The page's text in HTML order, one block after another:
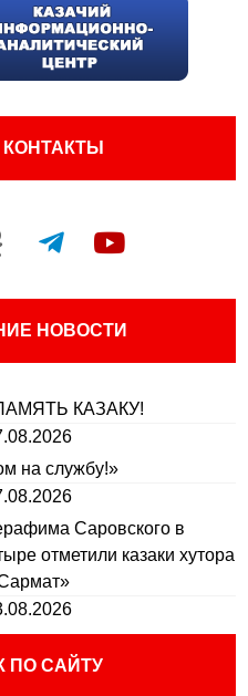
НОВОСТИ
КАЗАКУ!
на службу!»
Саровского в
отметили казаки хутора
ПО САЙТУ